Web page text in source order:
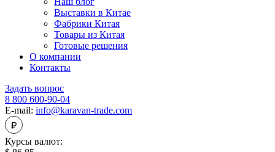
Выставки в Китае
Фабрики Китая
Товары из Китая
Готовые решения
О компании
Контакты
Задать вопрос
8 800 600-90-04
E-mail: info@karavan-trade.com
Курсы валют: